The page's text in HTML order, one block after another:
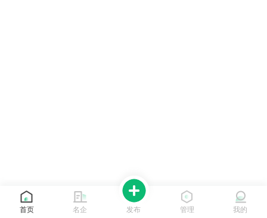
首页 名企 发布 管理 我的